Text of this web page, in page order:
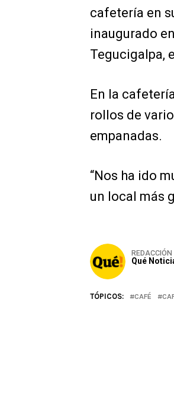
cafetería en
inaugurado
Tegucigalpa,
En la
rollos de
empanadas.
“Nos ha ido
un local más
REDACCIÓN
Qué
TÓPICOS: CAFÉ